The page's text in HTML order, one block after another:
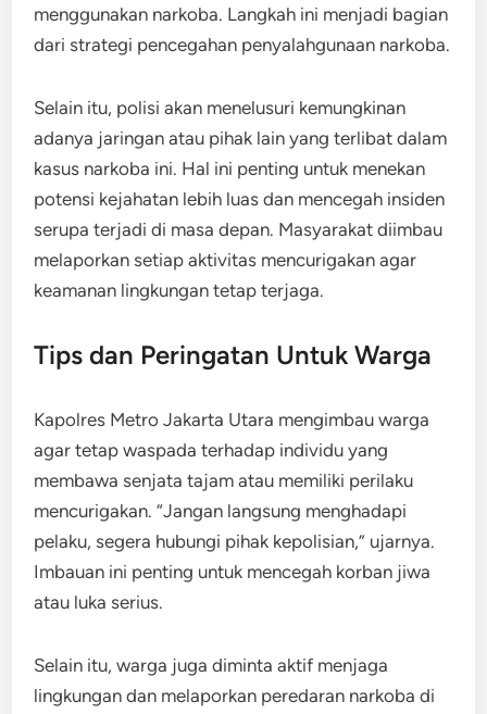
menggunakan narkoba. Langkah ini menjadi bagian
dari strategi pencegahan penyalahgunaan narkoba.
Selain itu, polisi akan menelusuri kemungkinan
adanya jaringan atau pihak lain yang terlibat dalam
kasus narkoba ini. Hal ini penting untuk menekan
potensi kejahatan lebih luas dan mencegah insiden
serupa terjadi di masa depan. Masyarakat diimbau
melaporkan setiap aktivitas mencurigakan agar
keamanan lingkungan tetap terjaga.
Tips dan Peringatan Untuk Warga
Kapolres Metro Jakarta Utara mengimbau warga
agar tetap waspada terhadap individu yang
membawa senjata tajam atau memiliki perilaku
mencurigakan. “Jangan langsung menghadapi
pelaku, segera hubungi pihak kepolisian,” ujarnya.
Imbauan ini penting untuk mencegah korban jiwa
atau luka serius.
Selain itu, warga juga diminta aktif menjaga
lingkungan dan melaporkan peredaran narkoba di